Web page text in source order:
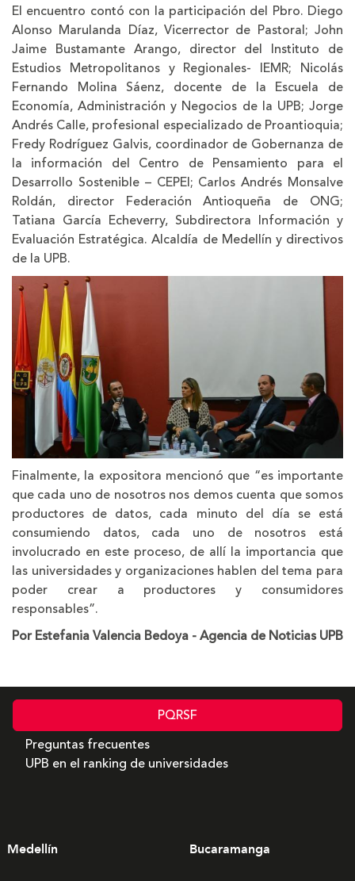
El encuentro contó con la participación del Pbro. Diego
Alonso Marulanda Díaz, Vicerrector de Pastoral; John
Jaime Bustamante Arango, director del Instituto de
Estudios Metropolitanos y Regionales- IEMR; Nicolás
Fernando Molina Sáenz, docente de la Escuela de
Economía, Administración y Negocios de la UPB; Jorge
Andrés Calle, profesional especializado de Proantioquia;
Fredy Rodríguez Galvis, coordinador de Gobernanza de
la información del Centro de Pensamiento para el
Desarrollo Sostenible – CEPEI; Carlos Andrés Monsalve
Roldán, director Federación Antioqueña de ONG;
Tatiana García Echeverry, Subdirectora Información y
Evaluación Estratégica. Alcaldía de Medellín y directivos
de la UPB.
Finalmente, la expositora mencionó que “es importante
que cada uno de nosotros nos demos cuenta que somos
productores de datos, cada minuto del día se está
consumiendo datos, cada uno de nosotros está
involucrado en este proceso, de allí la importancia que
las universidades y organizaciones hablen del tema para
poder crear a productores y consumidores
responsables”.
Por Estefania Valencia Bedoya - Agencia de Noticias UPB
PQRSF
Preguntas frecuentes
UPB en el ranking de universidades
Medellín Bucaramanga